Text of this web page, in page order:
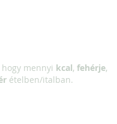
mennyi kcal, fehérje,
ételben/italban.